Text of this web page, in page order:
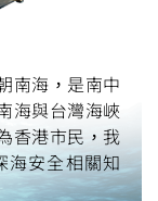
南海，是南中
海與台灣海峽
香港市民，我
海安全相關知